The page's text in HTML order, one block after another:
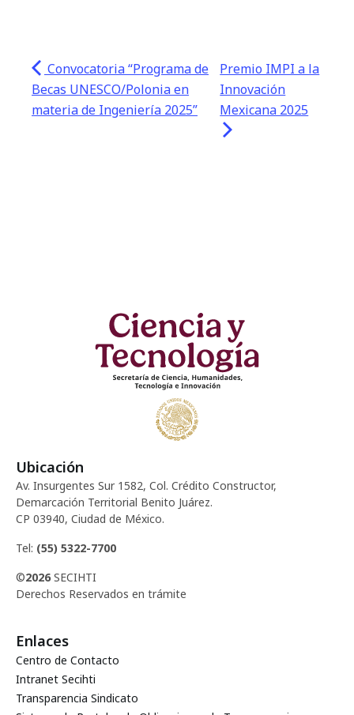
Convocatoria “Programa de
Becas UNESCO/Polonia en
materia de Ingeniería 2025”
Premio IMPI a la
Innovación
Mexicana 2025
Ubicación
Av. Insurgentes Sur 1582, Col. Crédito Constructor,
Demarcación Territorial Benito Juárez.
CP 03940, Ciudad de México.
Tel: (55) 5322-7700
©2026 SECIHTI
Derechos Reservados en trámite
Enlaces
Centro de Contacto
Intranet Secihti
Transparencia Sindicato